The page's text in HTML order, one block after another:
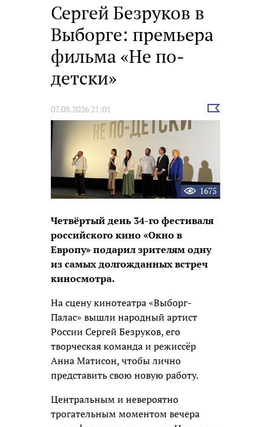
Сергей Безруков в
Выборге: премьера
фильма «Не по-
детски»
07.08.2026 21:01
Выбрать
новость
1675
Четвёртый день 34-го фестиваля
российского кино «Окно в
Европу» подарил зрителям одну
из самых долгожданных встреч
киносмотра.
На сцену кинотеатра «Выборг-
Палас» вышли народный артист
России Сергей Безруков, его
творческая команда и режиссёр
Анна Матисон, чтобы лично
представить свою новую работу.
Центральным и невероятно
трогательным моментом вечера